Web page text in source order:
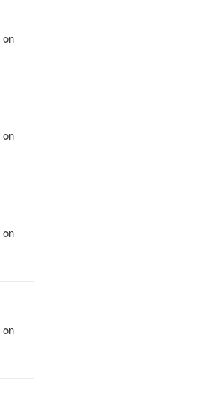
on
on
on
on